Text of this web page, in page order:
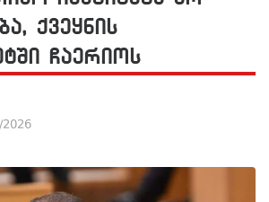
ქვეყნის
ჩაერიოს